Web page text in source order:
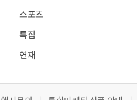
스포츠
특집
연재